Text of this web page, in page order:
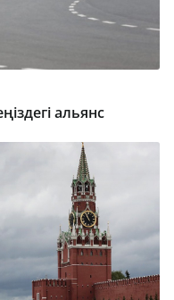
альянс